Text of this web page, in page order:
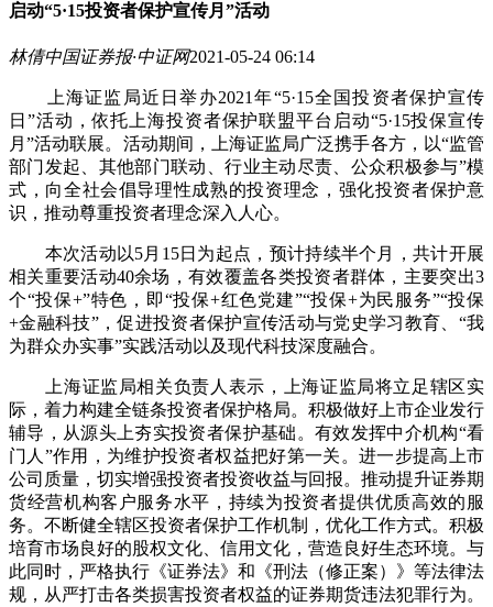
启动“5·15投资者保护宣传月”活动
林倩中国证券报·中证网2021-05-24 06:14
上海证监局近日举办2021年“5·15全国投资者保护宣传
日”活动，依托上海投资者保护联盟平台启动“5·15投保宣传
月”活动联展。活动期间，上海证监局广泛携手各方，以“监管
部门发起、其他部门联动、行业主动尽责、公众积极参与”模
式，向全社会倡导理性成熟的投资理念，强化投资者保护意
识，推动尊重投资者理念深入人心。
本次活动以5月15日为起点，预计持续半个月，共计开展
相关重要活动40余场，有效覆盖各类投资者群体，主要突出3
个“投保+”特色，即“投保+红色党建”“投保+为民服务”“投保
+金融科技”，促进投资者保护宣传活动与党史学习教育、“我
为群众办实事”实践活动以及现代科技深度融合。
上海证监局相关负责人表示，上海证监局将立足辖区实
际，着力构建全链条投资者保护格局。积极做好上市企业发行
辅导，从源头上夯实投资者保护基础。有效发挥中介机构“看
门人”作用，为维护投资者权益把好第一关。进一步提高上市
公司质量，切实增强投资者投资收益与回报。推动提升证券期
货经营机构客户服务水平，持续为投资者提供优质高效的服
务。不断健全辖区投资者保护工作机制，优化工作方式。积极
培育市场良好的股权文化、信用文化，营造良好生态环境。与
此同时，严格执行《证券法》和《刑法（修正案）》等法律法
规，从严打击各类损害投资者权益的证券期货违法犯罪行为。